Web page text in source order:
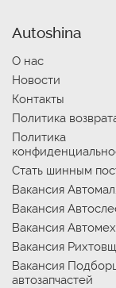
Autoshina
О нас
Новости
Контакты
Политика
Политика
Стать шинным
Вакансия
Вакансия
Вакансия
Вакансия
Вакансия
автозапчастей